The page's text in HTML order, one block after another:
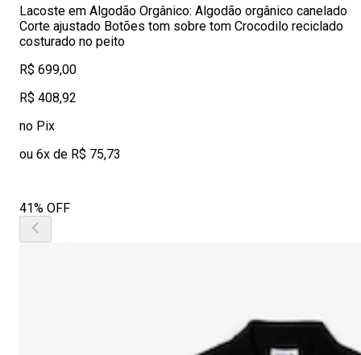
Lacoste em Algodão Orgânico: Algodão orgânico canelado
Corte ajustado Botões tom sobre tom Crocodilo reciclado
costurado no peito
R$ 699,00
R$ 408,92
no Pix
ou 6x de R$ 75,73
41% OFF